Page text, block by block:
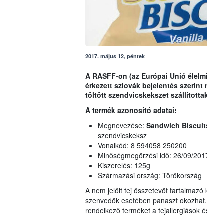
2017. május 12, péntek
A RASFF-on (az Európai Unió
érkezett szlovák bejelentés
töltött szendvicskekszet
A termék azonosító adatai:
Megnevezése: Sandwich
szendvicskeksz
Vonalkód: 8 594058 250200
Minőségmegőrzési idő: 26/09/
Kiszerelés: 125g
Származási ország: Törökország
A nem jelölt tej összetevőt
szenvedők esetében panaszt
rendelkező terméket a tejallergiások